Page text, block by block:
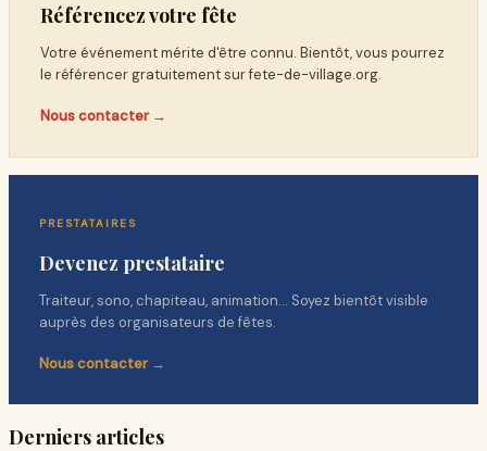
Référencez votre fête
Votre événement mérite d'être connu. Bientôt, vous pourrez
le référencer gratuitement surfete-de-village.org.
Nous contacter →
PRESTATAIRES
Devenez prestataire
Traiteur, sono, chapiteau, animation… Soyez bientôt visible
auprès des organisateurs de fêtes.
Nous contacter →
Derniers articles